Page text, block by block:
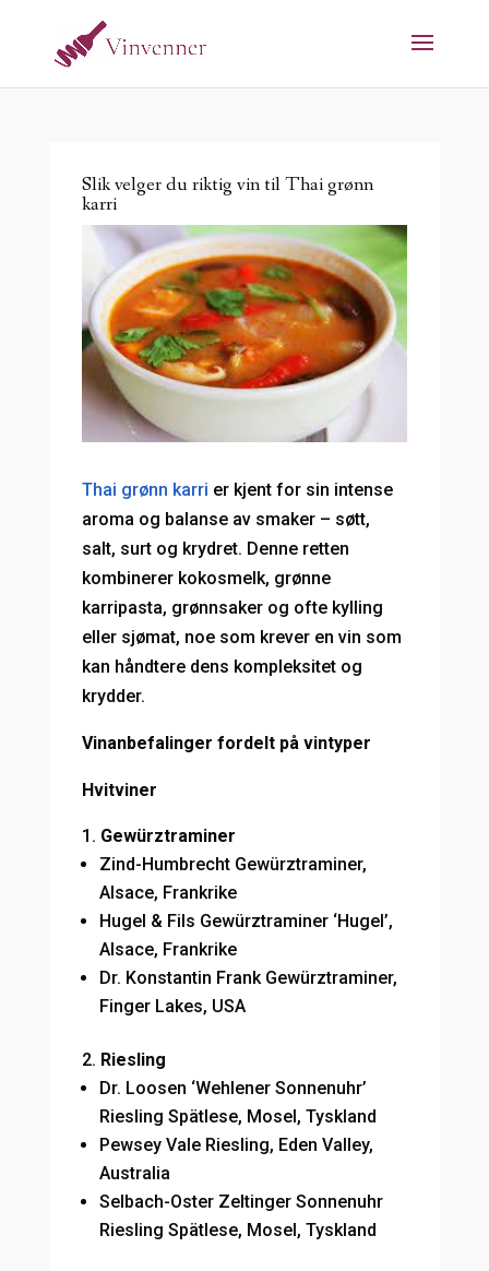
Slik velger du riktig vin til Thai grønn
karri
Thai grønn karri er kjent for sin intense
aroma og balanse av smaker – søtt,
salt, surt og krydret. Denne retten
kombinerer kokosmelk, grønne
karripasta, grønnsaker og ofte kylling
eller sjømat, noe som krever en vin som
kan håndtere dens kompleksitet og
krydder.
Vinanbefalinger fordelt på vintyper
Hvitviner
Gewürztraminer
Zind-Humbrecht Gewürztraminer,
Alsace, Frankrike
Hugel & Fils Gewürztraminer ‘Hugel’,
Alsace, Frankrike
Dr. Konstantin Frank Gewürztraminer,
Finger Lakes, USA
Riesling
Dr. Loosen ‘Wehlener Sonnenuhr’
Riesling Spätlese, Mosel, Tyskland
Pewsey Vale Riesling, Eden Valley,
Australia
Selbach-Oster Zeltinger Sonnenuhr
Riesling Spätlese, Mosel, Tyskland